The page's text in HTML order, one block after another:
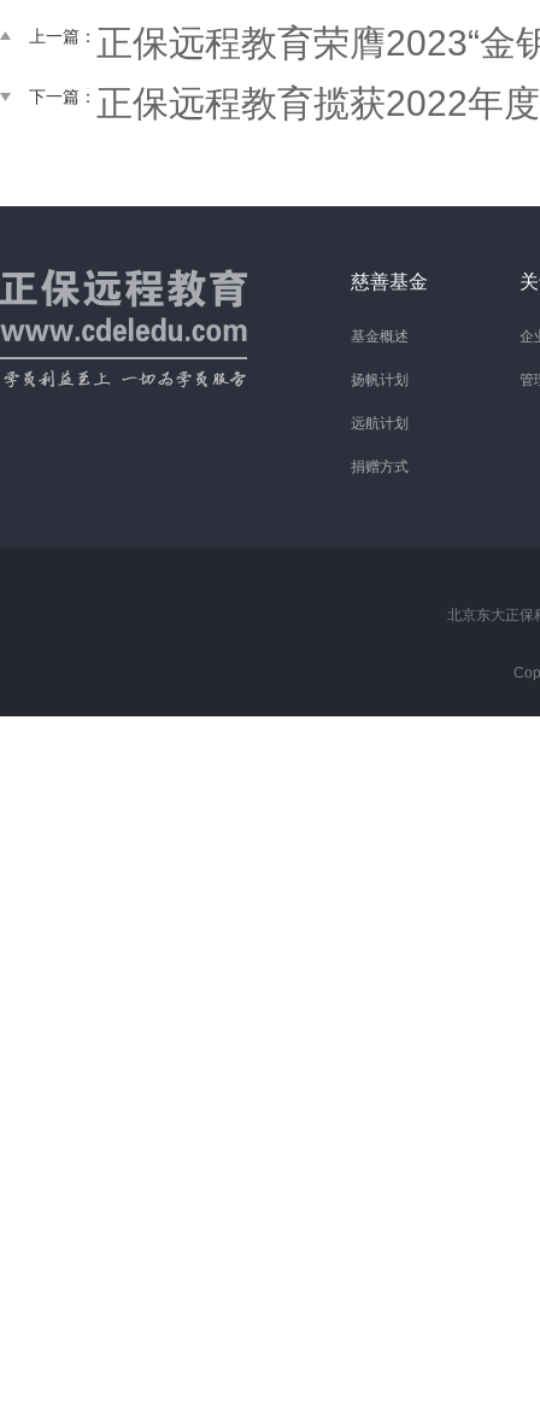
上一篇： 正保远程教育荣膺2023“
下一篇： 正保远程教育揽获2022年
慈善基金
基金概述
扬帆计划
远航计划
捐赠方式
企
管
北京东大正保